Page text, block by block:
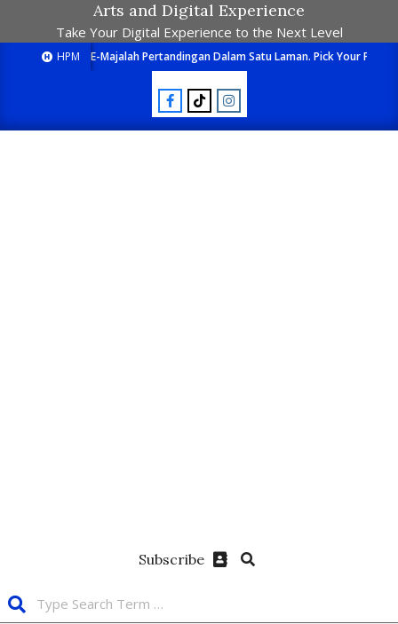
Arts and Digital Experience
Take Your Digital Experience to the Next Level
HPM E-Majalah Pertandingan Dalam Satu Laman. Pick Your
Subscribe